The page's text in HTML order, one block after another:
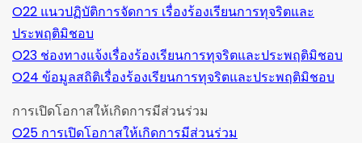
O22 แนวปฏิบัติการจัดการ เรื่องร้องเรียนการทุจริตและ
ประพฤติมิชอบ
O23 ช่องทางแจ้งเรื่องร้องเรียนการทุจริตและประพฤติมิชอบ
O24 ข้อมูลสถิติเรื่องร้องเรียนการทุจริตและประพฤติมิชอบ
การเปิดโอกาสให้เกิดการมีส่วนร่วม
O25 การเปิดโอกาสให้เกิดการมีส่วนร่วม